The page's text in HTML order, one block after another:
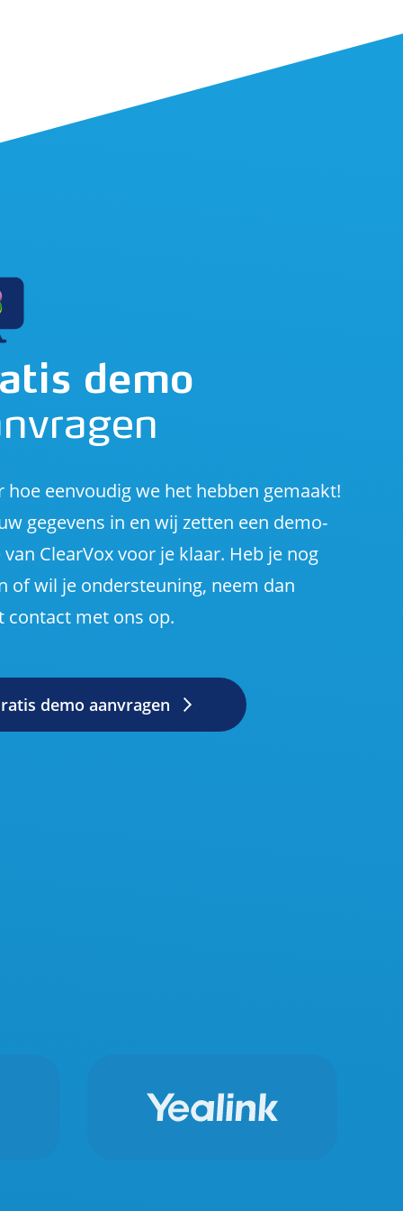
demo
hoe eenvoudig we het hebben gemaakt!
gegevens in en wij zetten een demo-
ClearVox voor je klaar. Heb je nog
of wil je ondersteuning, neem dan
contact met ons op.
demo aanvragen